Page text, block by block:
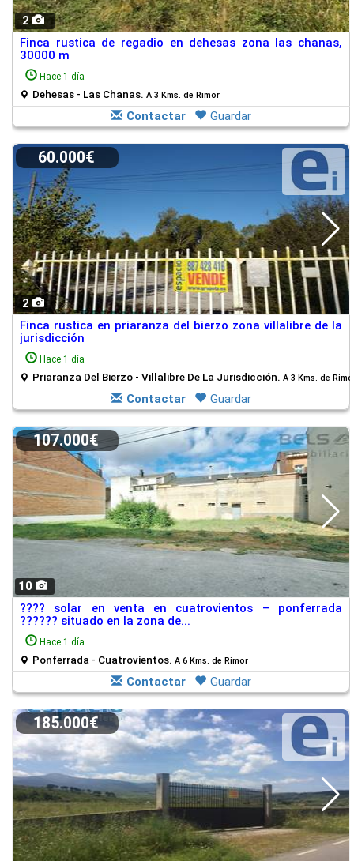
2
Finca rustica de regadio en dehesas zona las chanas,
30000 m
Hace 1 día
Dehesas - Las Chanas. A 3 Kms. de Rimor
Contactar Guardar
2
60.000€
Finca rustica en priaranza del bierzo zona villalibre de la
jurisdicción
Hace 1 día
Priaranza Del Bierzo - Villalibre De La Jurisdicción. A 3 Kms. de
Contactar Guardar
10
107.000€
???? solar en venta en cuatrovientos – ponferrada
?????? situado en la zona de...
Hace 1 día
Ponferrada - Cuatrovientos. A 6 Kms. de Rimor
Contactar Guardar
185.000€